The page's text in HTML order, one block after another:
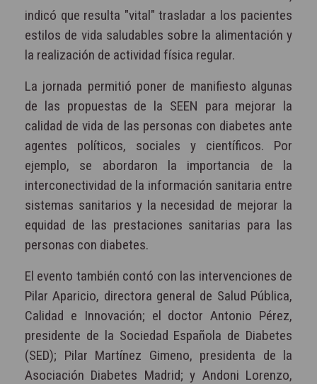
indicó que resulta "vital" trasladar a los pacientes
estilos de vida saludables sobre la alimentación y
la realización de actividad física regular.
La jornada permitió poner de manifiesto algunas
de las propuestas de la SEEN para mejorar la
calidad de vida de las personas con diabetes ante
agentes políticos, sociales y científicos. Por
ejemplo, se abordaron la importancia de la
interconectividad de la información sanitaria entre
sistemas sanitarios y la necesidad de mejorar la
equidad de las prestaciones sanitarias para las
personas con diabetes.
El evento también contó con las intervenciones de
Pilar Aparicio, directora general de Salud Pública,
Calidad e Innovación; el doctor Antonio Pérez,
presidente de la Sociedad Española de Diabetes
(SED); Pilar Martínez Gimeno, presidenta de la
Asociación Diabetes Madrid; y Andoni Lorenzo,